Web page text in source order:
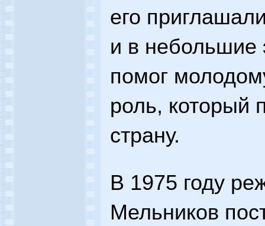
его
и в небольшие
помог
роль, который
страну.
В 1975 году
Мельников